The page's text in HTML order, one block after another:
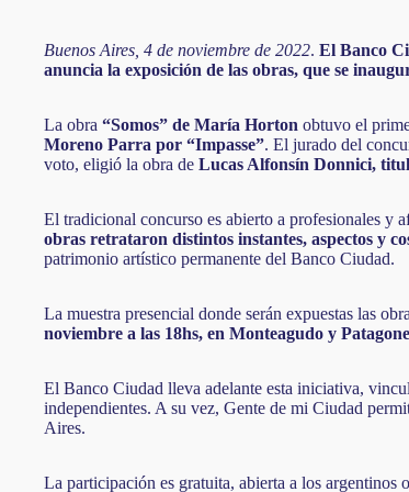
Buenos Aires, 4 de noviembre de 2022. El Banco
anuncia la exposición de las obras, que se
La obra “Somos” de María Horton obtuvo el
Moreno Parra por “Impasse”. El jurado del
voto, eligió la obra de Lucas Alfonsín Donnici,
El tradicional concurso es abierto a profesionales y
obras retrataron distintos instantes, aspectos y
patrimonio artístico permanente del Banco Ciudad.
La muestra presencial donde serán expuestas las
noviembre a las 18hs, en Monteagudo y
El Banco Ciudad lleva adelante esta iniciativa,
independientes. A su vez, Gente de mi Ciudad
Aires.
La participación es gratuita, abierta a los argentinos